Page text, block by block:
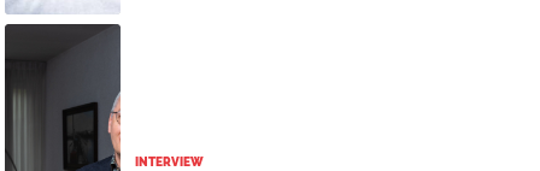
INTERVIEW